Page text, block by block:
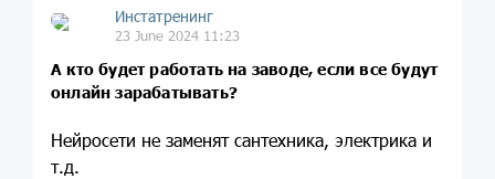
Инстатренинг
23 June 2024 11:23
А кто будет работать на заводе, если все будут
онлайн зарабатывать?
Нейросети не заменят сантехника, электрика и
т.д.